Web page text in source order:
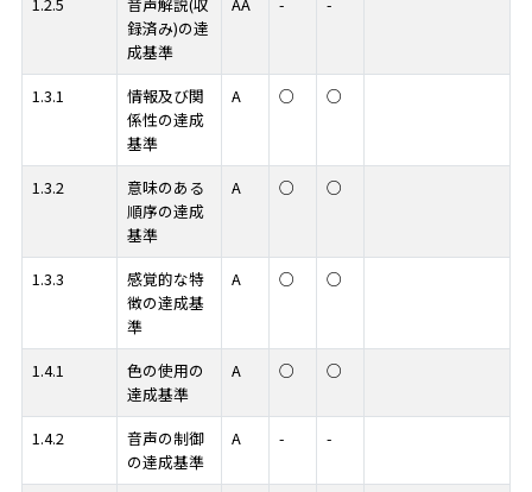
録済み)の達
成基準
1.3.1
情報及び関
係性の達成
基準
A ○ ○
1.3.2
意味のある
順序の達成
基準
A ○ ○
1.3.3
感覚的な特
徴の達成基
準
A ○ ○
1.4.1
色の使用の
達成基準
A ○ ○
1.4.2
音声の制御
の達成基準
A - -